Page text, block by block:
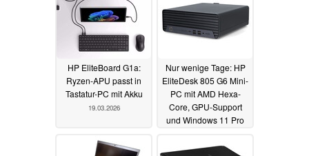
HP EliteBoard G1a:
Ryzen-APU passt in
Tastatur-PC mit Akku
19.03.2026
Nur wenige Tage: HP
EliteDesk 805 G6 Mini-
PC mit AMD Hexa-
Core, GPU-Support
und Windows 11 Pro
15.08.2025